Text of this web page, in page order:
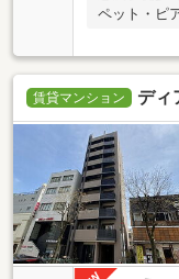
ペット・ピ
賃貸マンション ディ